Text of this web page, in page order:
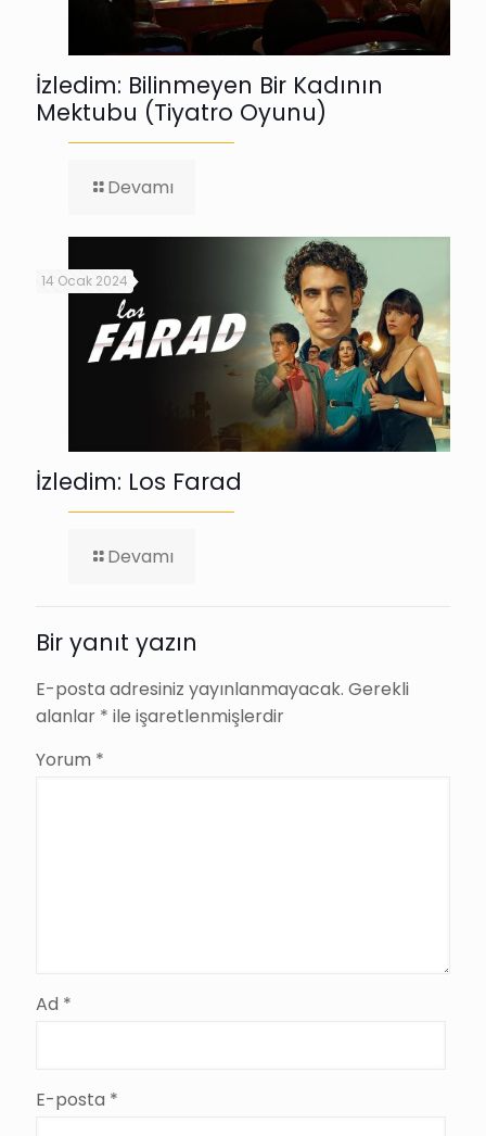
İzledim: Bilinmeyen Bir Kadının
Mektubu (Tiyatro Oyunu)
Devamı
(Tiyatro
Oyunu)
14 Ocak 2024
İzledim: Los Farad
Devamı
Bir yanıt yazın
E-posta adresiniz yayınlanmayacak. Gerekli
alanlar * ile işaretlenmişlerdir
Yorum *
Ad *
E-posta *